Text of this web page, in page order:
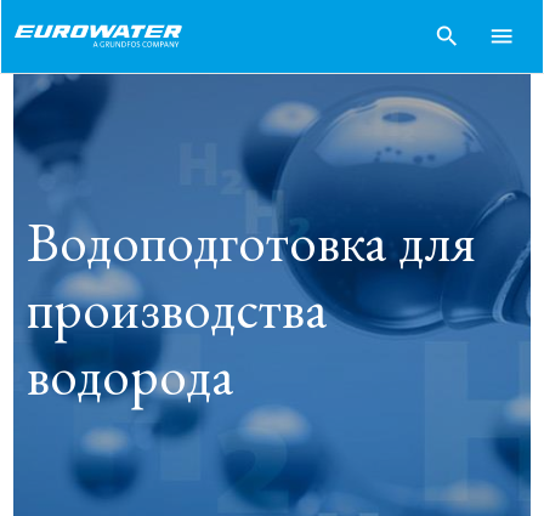
search menu
Водоподготовка для
производства
водорода